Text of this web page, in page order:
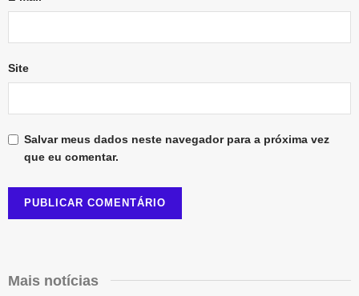
Site
Salvar meus dados neste navegador para a próxima vez
que eu comentar.
Mais notícias